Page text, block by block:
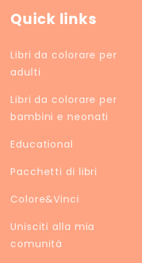
Quick links
Libri da colorare per
adulti
Libri da colorare per
bambini e neonati
Educational
Pacchetti di libri
Colore&Vinci
Unisciti alla mia
comunità